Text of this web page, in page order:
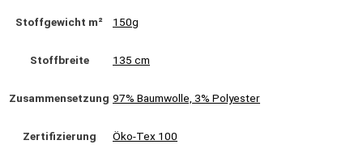
Stoffgewicht m² 150g
Stoffbreite 135 cm
Zusammensetzung 97% Baumwolle, 3% Polyester
Zertifizierung Öko-Tex 100